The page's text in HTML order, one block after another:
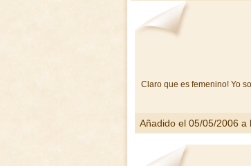
Claro que es femenino! Yo
Añadido el 05/05/2006 a